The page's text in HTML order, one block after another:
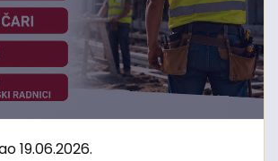
19.06.2026.